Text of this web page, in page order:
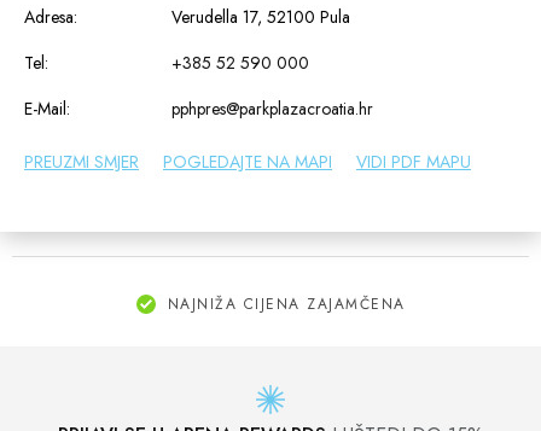
Adresa:
Verudella 17, 52100 Pula
Tel:
+385 52 590 000
E-Mail:
pphpres@parkplazacroatia.hr
PREUZMI SMJER POGLEDAJTE NA MAPI VIDI PDF MAPU
NAJNIŽA CIJENA ZAJAMČENA